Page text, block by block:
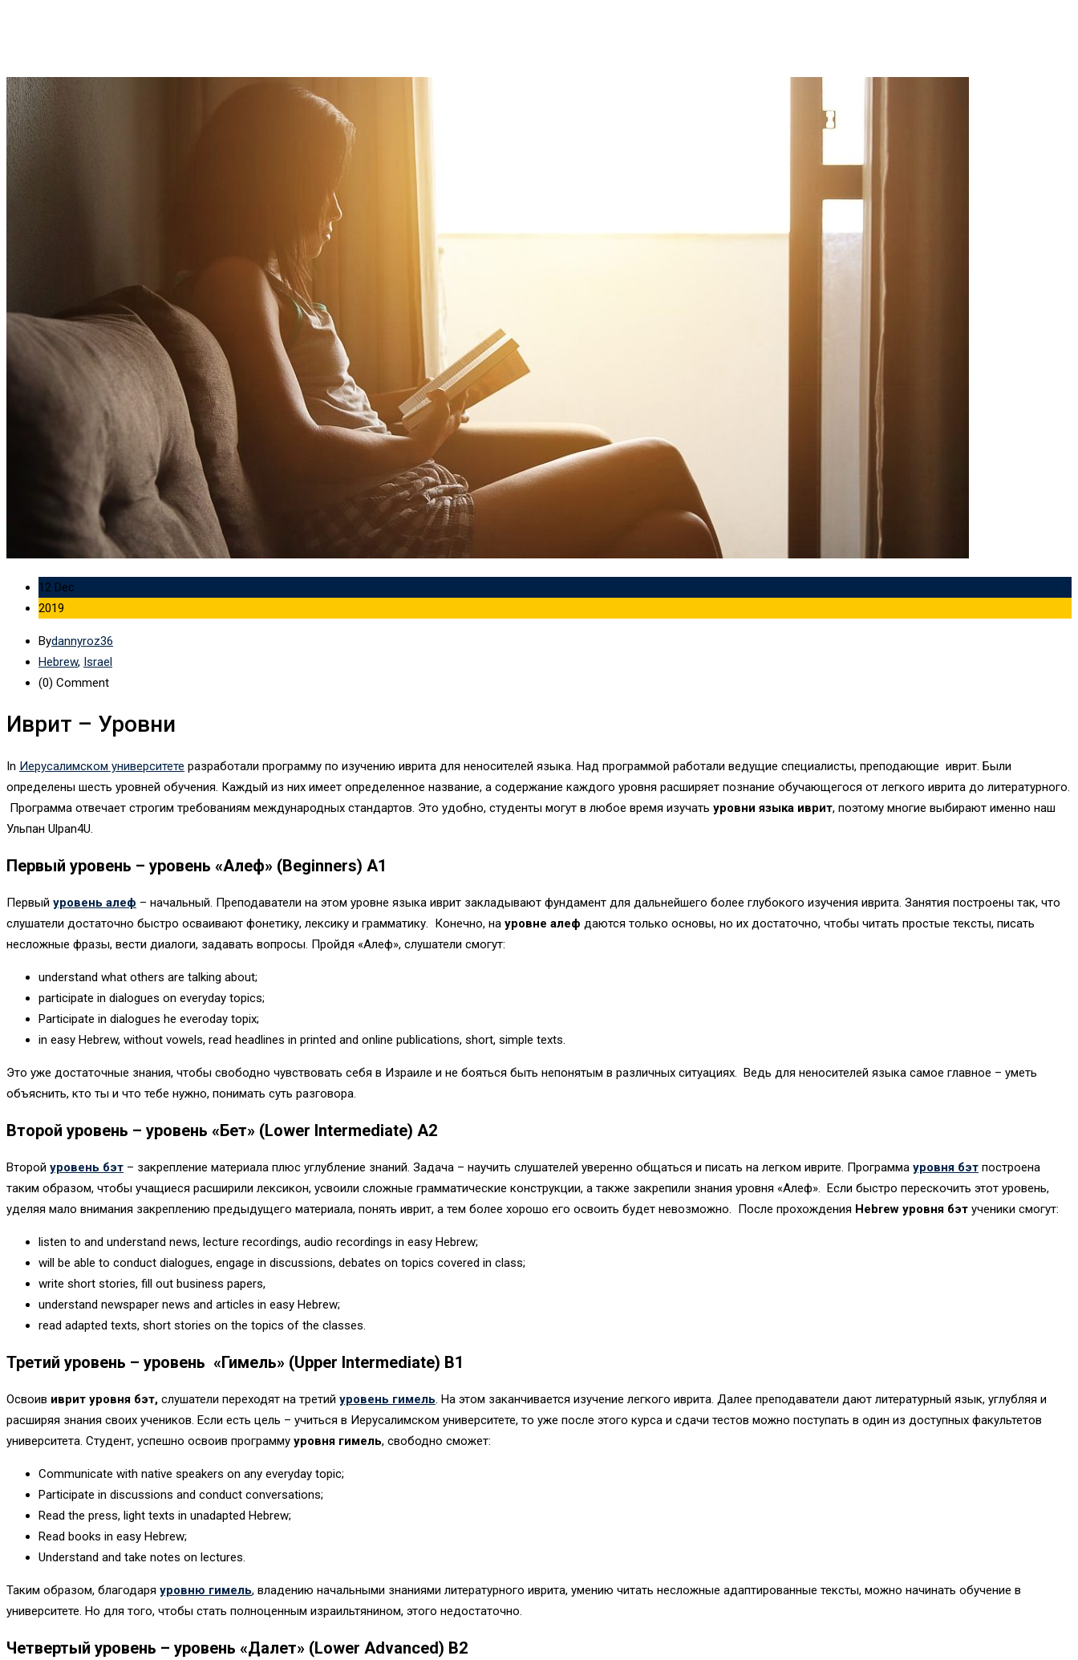
12 Dec
2019
Bydannyroz36
Hebrew, Israel
(0) Comment
Иврит – Уровни
In Иерусалимском университете разработали программу по изучению иврита для неносителей языка. Над программой работали ведущие специалисты, преподающие иврит. Были
определены шесть уровней обучения. Каждый из них имеет определенное название, а содержание каждого уровня расширяет познание обучающегося от легкого иврита до литературного.
Программа отвечает строгим требованиям международных стандартов. Это удобно, студенты могут в любое время изучать уровни языка иврит, поэтому многие выбирают именно наш
Ульпан Ulpan4U.
Первый уровень – уровень «Алеф» (Beginners) A1
Первый уровень алеф – начальный. Преподаватели на этом уровне языка иврит закладывают фундамент для дальнейшего более глубокого изучения иврита. Занятия построены так, что
слушатели достаточно быстро осваивают фонетику, лексику и грамматику. Конечно, на уровне алеф даются только основы, но их достаточно, чтобы читать простые тексты, писать
несложные фразы, вести диалоги, задавать вопросы. Пройдя «Алеф», слушатели смогут:
understand what others are talking about;
participate in dialogues on everyday topics;
Participate in dialogues he everoday topix;
in easy Hebrew, without vowels, read headlines in printed and online publications, short, simple texts.
Это уже достаточные знания, чтобы свободно чувствовать себя в Израиле и не бояться быть непонятым в различных ситуациях. Ведь для неносителей языка самое главное – уметь
объяснить, кто ты и что тебе нужно, понимать суть разговора.
Второй уровень – уровень «Бет» (Lower Intermediate) A2
Второй уровень бэт – закрепление материала плюс углубление знаний. Задача – научить слушателей уверенно общаться и писать на легком иврите. Программа уровня бэт построена
таким образом, чтобы учащиеся расширили лексикон, усвоили сложные грамматические конструкции, а также закрепили знания уровня «Алеф». Если быстро перескочить этот уровень,
уделяя мало внимания закреплению предыдущего материала, понять иврит, а тем более хорошо его освоить будет невозможно. После прохождения Hebrew уровня бэт ученики смогут:
listen to and understand news, lecture recordings, audio recordings in easy Hebrew;
will be able to conduct dialogues, engage in discussions, debates on topics covered in class;
write short stories, fill out business papers,
understand newspaper news and articles in easy Hebrew;
read adapted texts, short stories on the topics of the classes.
Третий уровень – уровень «Гимель» (Upper Intermediate) B1
Освоив иврит уровня бэт, слушатели переходят на третий уровень гимель . На этом заканчивается изучение легкого иврита. Далее преподаватели дают литературный язык, углубляя и
расширяя знания своих учеников. Если есть цель – учиться в Иерусалимском университете, то уже после этого курса и сдачи тестов можно поступать в один из доступных факультетов
университета. Студент, успешно освоив программу уровня гимель, свободно сможет:
Communicate with native speakers on any everyday topic;
Participate in discussions and conduct conversations;
Read the press, light texts in unadapted Hebrew;
Read books in easy Hebrew;
Understand and take notes on lectures.
Таким образом, благодаря уровню гимель, владению начальными знаниями литературного иврита, умению читать несложные адаптированные тексты, можно начинать обучение в
университете. Но для того, чтобы стать полноценным израильтянином, этого недостаточно.
Четвертый уровень – уровень «Далет» (Lower Advanced) B2